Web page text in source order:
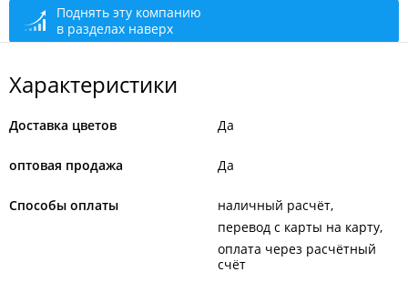
+7 (423) 260-70-80склад
+7 984 196-44-38склад
Поднять эту компанию
в разделах наверх
Характеристики
Доставка цветов Да
оптовая продажа Да
Способы оплаты
наличный расчёт
перевод с карты на карту
оплата через расчётный
счёт